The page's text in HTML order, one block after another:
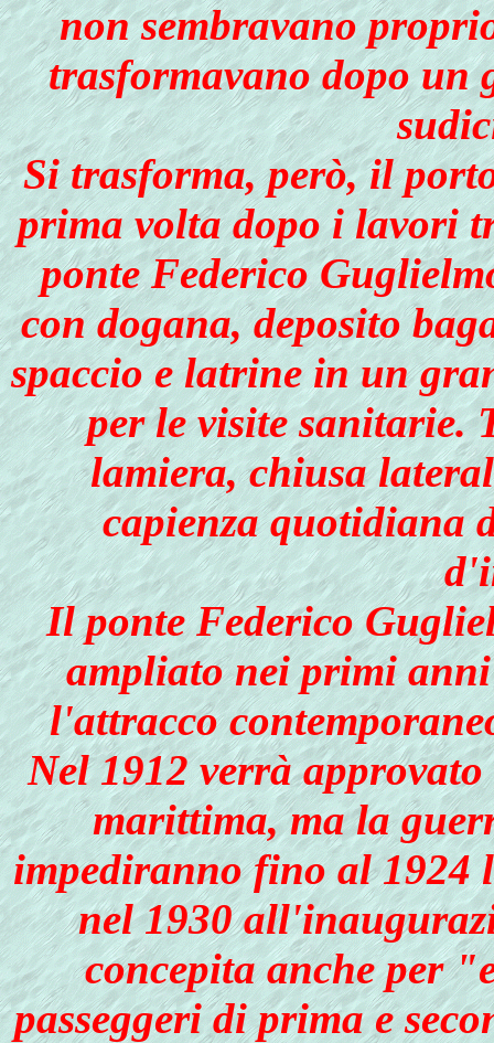
non sembravano
trasformavano dopo un
Si trasforma, però, il
prima volta dopo i lavori
ponte Federico
con dogana, deposito
spaccio e latrine in un
per le visite sanitarie.
lamiera, chiusa
capienza quotidiana
Il ponte Federico
ampliato nei primi anni
l'attracco
Nel 1912 verrà
marittima, ma la
impediranno fino al 1924
nel 1930
concepita anche per
passeggeri di prima e